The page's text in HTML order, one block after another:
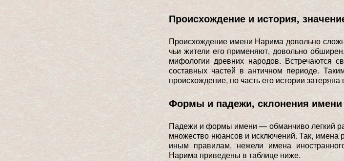
Происхождение и история,
Происхождение имени Нарима довольно
чьи жители его применяют, довольно
мифологии древних народов. Встречаются
составных частей в античном периоде.
происхождение, но часть его истории затеряна
Формы и падежи, склонения
Падежи и формы имени — обманчиво легкий
множество нюансов и исключений. Так, имена
иным правилам, нежели имена
Нарима приведены в таблице ниже.